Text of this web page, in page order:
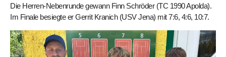
Die Herren-Nebenrunde gewann Finn Schröder (TC 1990 Apolda).
Im Finale besiegte er Gerrit Kranich (USV Jena) mit 7:6, 4:6, 10:7.